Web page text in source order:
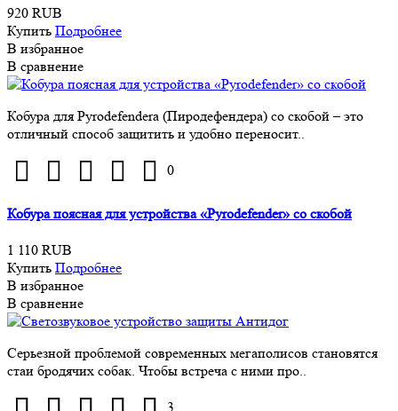
920 RUB
Купить Подробнее
В избранное
В сравнение
Кобура для Pyrodefendera (Пиродефендера) со скобой – это
отличный способ защитить и удобно переносит..
0
Кобура поясная для устройства «Pyrodefender» со скобой
1 110 RUB
Купить Подробнее
В избранное
В сравнение
Серьезной проблемой современных мегаполисов становятся
стаи бродячих собак. Чтобы встреча с ними про..
3